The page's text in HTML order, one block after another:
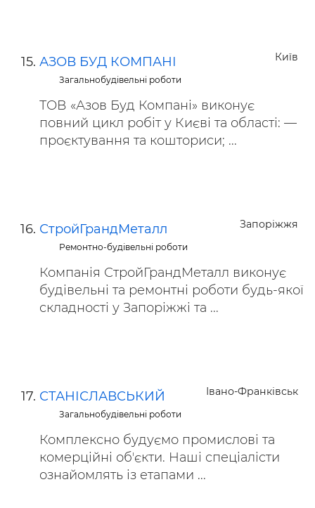
Київ
АЗОВ БУД КОМПАНІ
Загальнобудівельні роботи
ТОВ «Азов Буд Компані» виконує
повний цикл робіт у Києві та області: —
проєктування та кошториси; ...
Запоріжжя
СтройГрандМеталл
Ремонтно-будівельні роботи
Компанія СтройГрандМеталл виконує
будівельні та ремонтні роботи будь-якої
складності у Запоріжжі та ...
Івано-Франківськ
СТАНІСЛАВСЬКИЙ
Загальнобудівельні роботи
Комплексно будуємо промислові та
комерційні обʼєкти. Наші спеціалісти
ознайомлять із етапами ...